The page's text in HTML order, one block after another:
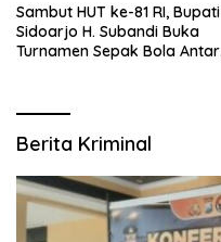
Sambut HUT ke-81 RI, Bupati
Sidoarjo H. Subandi Buka
Turnamen Sepak Bola Antar
Berita Kriminal